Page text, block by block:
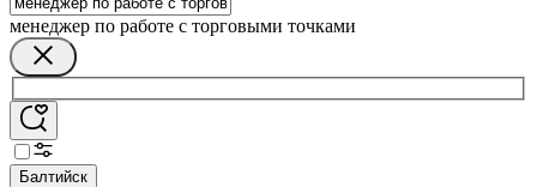
менеджер по работе с торговыми точками
Балтийск